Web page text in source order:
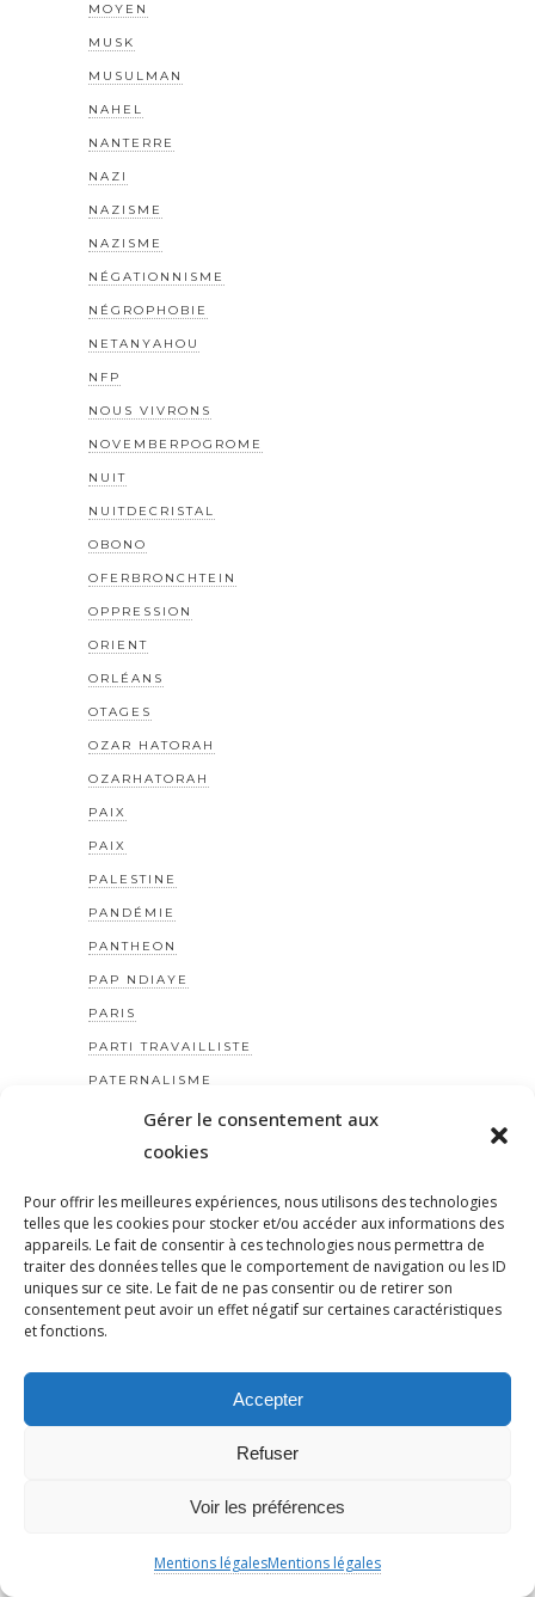
Gérer le consentement aux
cookies
Pour offrir les meilleures expériences, nous utilisons des technologies
telles que les cookies pour stocker et/ou accéder aux informations des
appareils. Le fait de consentir à ces technologies nous permettra de
traiter des données telles que le comportement de navigation ou les ID
uniques sur ce site. Le fait de ne pas consentir ou de retirer son
consentement peut avoir un effet négatif sur certaines caractéristiques
et fonctions.
Accepter
Refuser
Voir les préférences
Mentions légalesMentions légales
MOYEN
MUSK
MUSULMAN
NAHEL
NANTERRE
NAZI
NAZISME
NAZISME
NÉGATIONNISME
NÉGROPHOBIE
NETANYAHOU
NFP
NOUS VIVRONS
NOVEMBERPOGROME
NUIT
NUITDECRISTAL
OBONO
OFERBRONCHTEIN
OPPRESSION
ORIENT
ORLÉANS
OTAGES
OZAR HATORAH
OZARHATORAH
PAIX
PAIX
PALESTINE
PANDÉMIE
PANTHEON
PAP NDIAYE
PARIS
PARTI TRAVAILLISTE
PATERNALISME
PATRIARCAT
PATRICKBOUCHERON
PEINEDEMORT
PERILANTISÉMITE
PERROS-GUIRREC
PETAIN
PEUPLE PALESTINIEN
PHILIPPE MARLIÈRE